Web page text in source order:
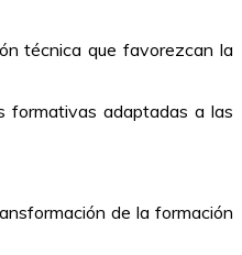
técnica que favorezcan la
formativas adaptadas a las
de la formación